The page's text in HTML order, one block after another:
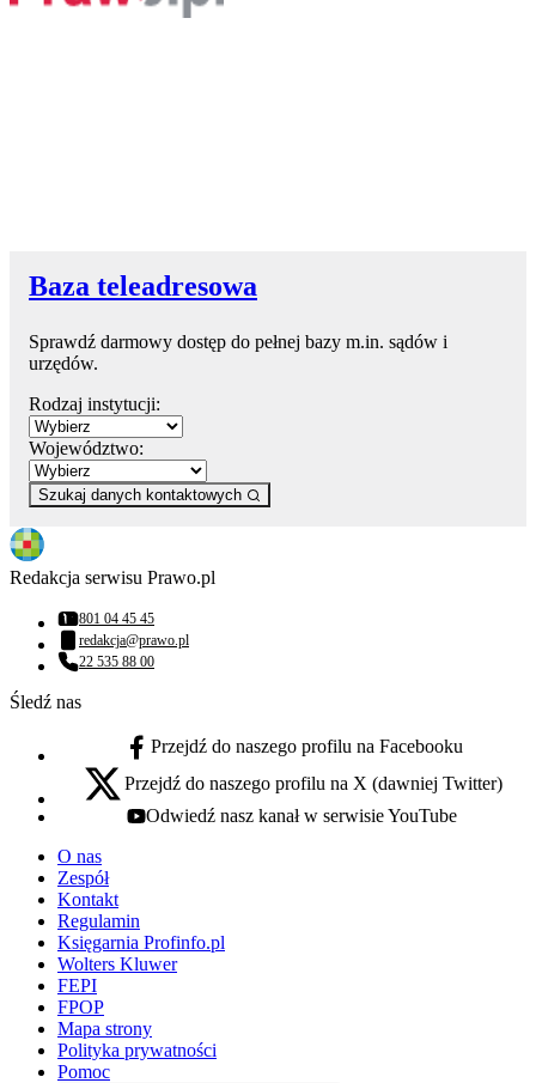
Baza teleadresowa
Sprawdź darmowy dostęp do pełnej bazy m.in. sądów i
urzędów.
Rodzaj instytucji:
Województwo:
Szukaj danych kontaktowych
Redakcja serwisu Prawo.pl
Numer telefonu:
801 04 45 45
Adres email:
redakcja@prawo.pl
Numer telefonu:
22 535 88 00
Śledź nas
facebook - otwiera się w nowej karcie
Przejdź do naszego profilu na Facebooku
x - otwiera się w nowej karcie
Przejdź do naszego profilu na X (dawniej Twitter)
youtube - otwiera się w nowej karcie
Odwiedź nasz kanał w serwisie YouTube
O nas
Zespół
Kontakt
Regulamin
Księgarnia Profinfo.pl
Wolters Kluwer
FEPI
FPOP
Mapa strony
Polityka prywatności
Pomoc